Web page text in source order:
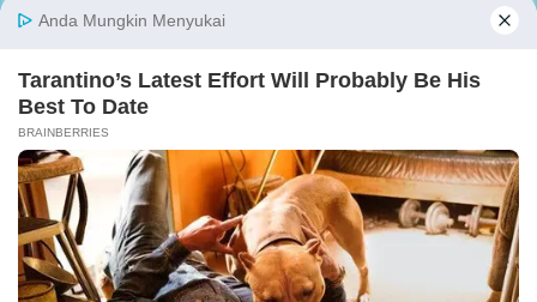
serta terverifikasi dari sumber yang tepat.
Follow Kabarbaru
Kabarbaru.co